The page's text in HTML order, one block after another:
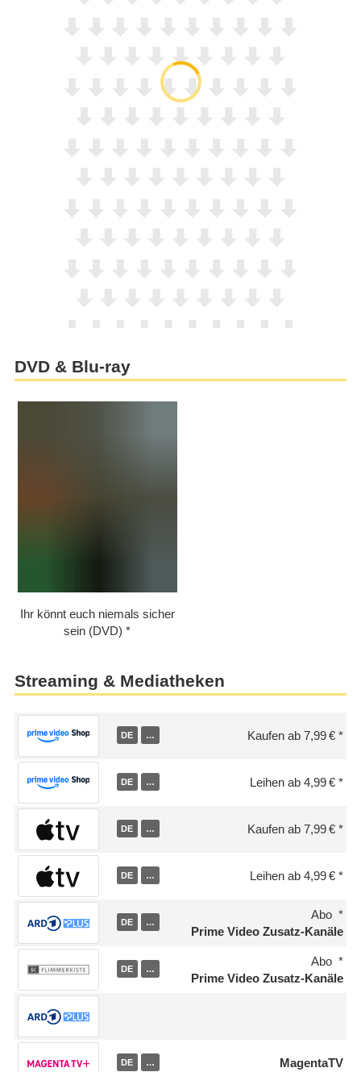
DVD & Blu-ray
Ihr könnt euch niemals sicher
sein (DVD)
Streaming & Mediatheken
DE … Kaufen ab 7,99 €
DE … Leihen ab 4,99 €
DE … Kaufen ab 7,99 €
DE … Leihen ab 4,99 €
DE …
Abo
Prime Video Zusatz-Kanäle
DE …
Abo
Prime Video Zusatz-Kanäle
DE … MagentaTV